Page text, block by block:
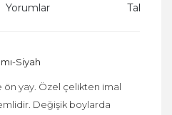
Yorumlar Taksit
Siyah
ön yay. Özel çelikten imal
Değişik boylarda